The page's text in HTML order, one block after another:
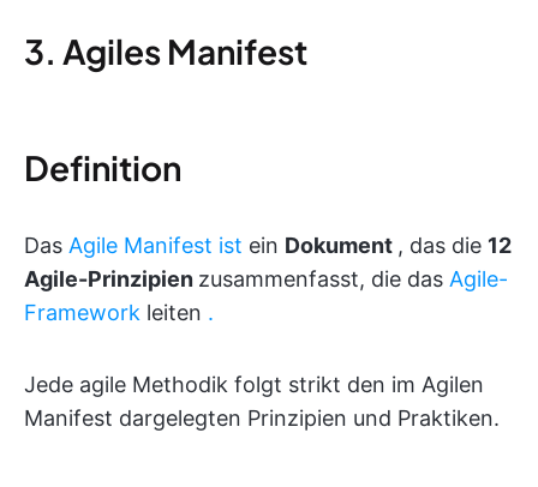
3. Agiles Manifest
Definition
Das Agile Manifest ist ein Dokument , das die 12
Agile-Prinzipien zusammenfasst, die das Agile-
Framework leiten .
Jede agile Methodik folgt strikt den im Agilen
Manifest dargelegten Prinzipien und Praktiken.